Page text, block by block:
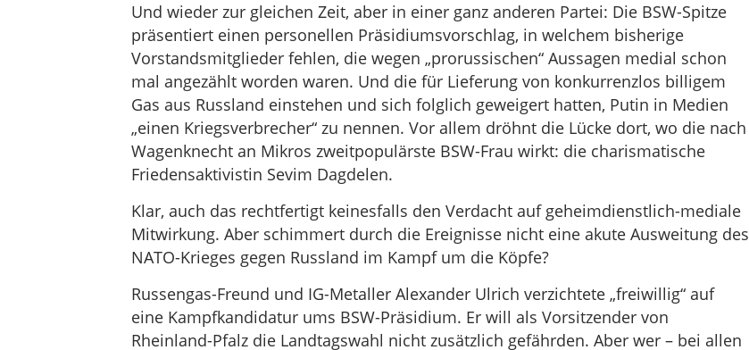
Und wieder zur gleichen Zeit, aber in einer ganz anderen Partei: Die BSW-Spitze
präsentiert einen personellen Präsidiumsvorschlag, in welchem bisherige
Vorstandsmitglieder fehlen, die wegen „prorussischen“ Aussagen medial schon
mal angezählt worden waren. Und die für Lieferung von konkurrenzlos billigem
Gas aus Russland einstehen und sich folglich geweigert hatten, Putin in Medien
„einen Kriegsverbrecher“ zu nennen. Vor allem dröhnt die Lücke dort, wo die nach
Wagenknecht an Mikros zweitpopulärste BSW-Frau wirkt: die charismatische
Friedensaktivistin Sevim Dagdelen.
Klar, auch das rechtfertigt keinesfalls den Verdacht auf geheimdienstlich-mediale
Mitwirkung. Aber schimmert durch die Ereignisse nicht eine akute Ausweitung des
NATO-Krieges gegen Russland im Kampf um die Köpfe?
Russengas-Freund und IG-Metaller Alexander Ulrich verzichtete „freiwillig“ auf
eine Kampfkandidatur ums BSW-Präsidium. Er will als Vorsitzender von
Rheinland-Pfalz die Landtagswahl nicht zusätzlich gefährden. Aber wer – bei allen